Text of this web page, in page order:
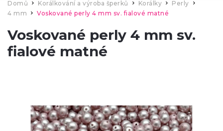
Domů / Korálkování a výroba šperků Korálky / Perly
4 mm / Voskované perly 4 mm sv. fialové matné
Voskované perly 4 mm sv.
fialové matné